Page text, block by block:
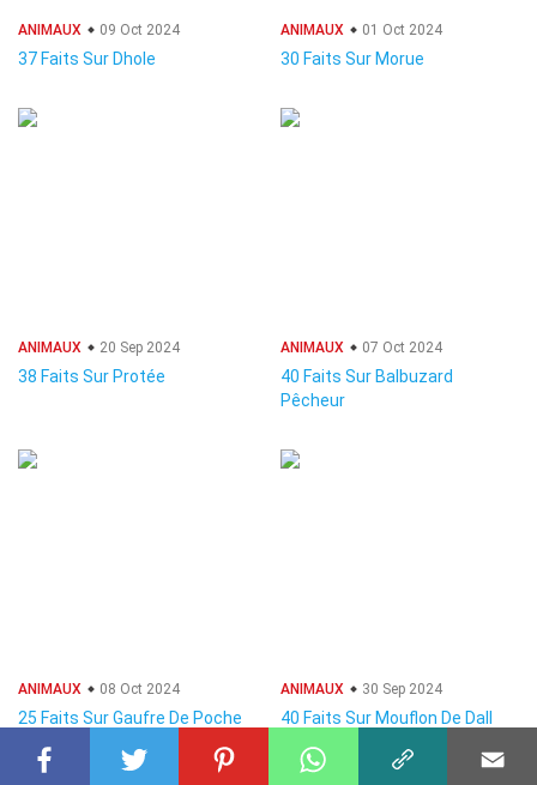
ANIMAUX 09 Oct 2024
37 Faits Sur Dhole
ANIMAUX 01 Oct 2024
30 Faits Sur Morue
ANIMAUX 20 Sep 2024
38 Faits Sur Protée
ANIMAUX 07 Oct 2024
40 Faits Sur Balbuzard
Pêcheur
ANIMAUX 08 Oct 2024
25 Faits Sur Gaufre De Poche
ANIMAUX 30 Sep 2024
40 Faits Sur Mouflon De Dall